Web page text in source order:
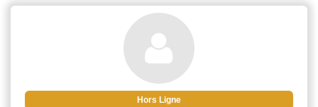
Google Play Store !
Hors Ligne